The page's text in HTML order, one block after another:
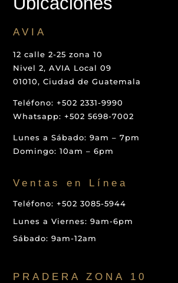
AVIA
12 calle 2-25 zona 10
Nivel 2, AVIA Local 09
01010, Ciudad de Guatemala
Teléfono: +502 2331-9990
Whatsapp: +502 5698-7002
Lunes a Sábado: 9am – 7pm
Domingo: 10am – 6pm
Ventas en Línea
Teléfono: +502 3085-5944
Lunes a Viernes: 9am-6pm
Sábado: 9am-12am
PRADERA ZONA 10